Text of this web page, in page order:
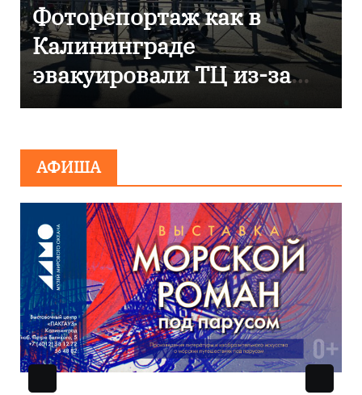
В Калининграде
отметили 80-летие
компании «Россети
Янтарь»
АФИША